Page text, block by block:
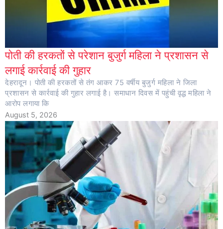
पोती की हरकतों से परेशान बुजुर्ग महिला ने प्रशासन से
लगाई कार्रवाई की गुहार
देहरादून। पोती की हरकतों से तंग आकर 75 वर्षीय बुजुर्ग महिला ने जिला
प्रशासन से कार्रवाई की गुहार लगाई है। समाधान दिवस में पहुंची वृद्ध महिला ने
आरोप लगाया कि
August 5, 2026